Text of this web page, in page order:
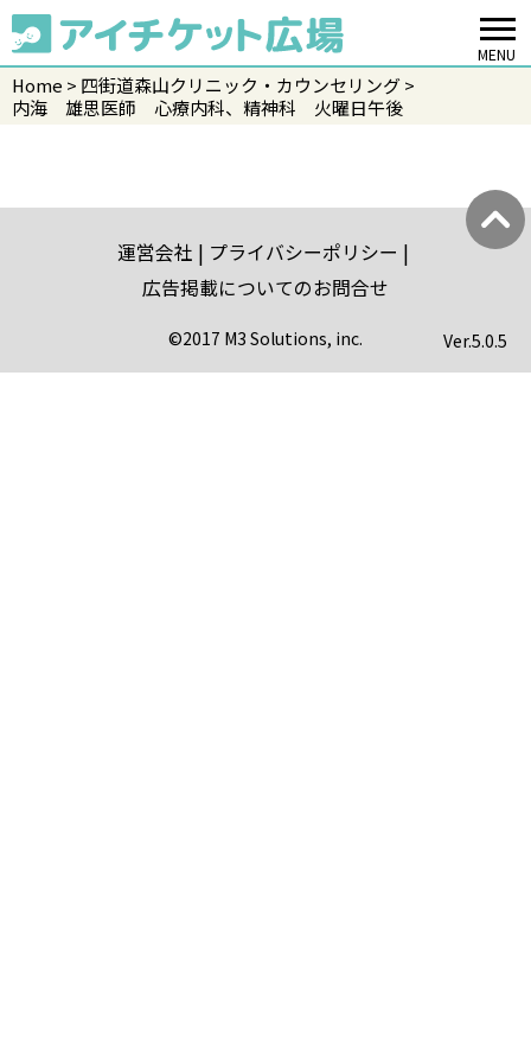
MENU
Home
四街道森山クリニック・カウンセリング
内海 雄思医師 心療内科、精神科 火曜日午後
運営会社
プライバシーポリシー
広告掲載についてのお問合せ
©2017 M3 Solutions, inc. Ver.5.0.5